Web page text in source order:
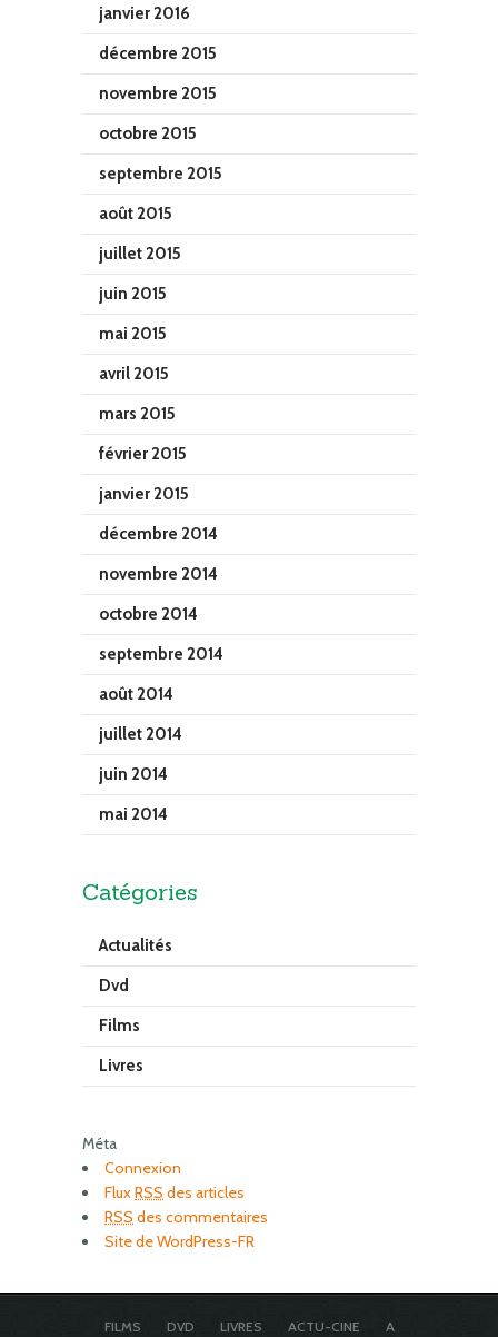
janvier 2016
décembre 2015
novembre 2015
octobre 2015
septembre 2015
août 2015
juillet 2015
juin 2015
mai 2015
avril 2015
mars 2015
février 2015
janvier 2015
décembre 2014
novembre 2014
octobre 2014
septembre 2014
août 2014
juillet 2014
juin 2014
mai 2014
Catégories
Actualités
Dvd
Films
Livres
Méta
Connexion
FluxRSS des articles
RSS des commentaires
Site de WordPress-FR
FILMS DVD LIVRES ACTU-CINE
A